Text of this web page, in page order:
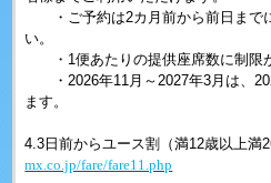
・ご予約は2カ月前から前日まで
い。
・1便あたりの提供座席数に制限が
・2026年11月～2027年3月は、
ます。
4.3日前からユース割（満12歳以上満
mx.co.jp/fare/fare11.php